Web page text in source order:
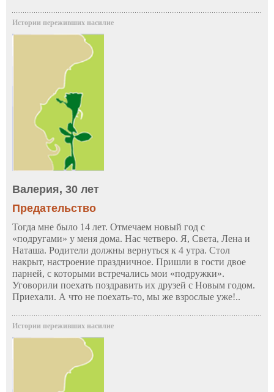
Истории переживших насилие
Валерия, 30 лет
Предательство
Тогда мне было 14 лет. Отмечаем новый год с
«подругами» у меня дома. Нас четверо. Я, Света, Лена и
Наташа. Родители должны вернуться к 4 утра. Стол
накрыт, настроение праздничное. Пришли в гости двое
парней, с которыми встречались мои «подружки».
Уговорили поехать поздравить их друзей с Новым годом.
Приехали. А что не поехать-то, мы же взрослые уже!..
Истории переживших насилие